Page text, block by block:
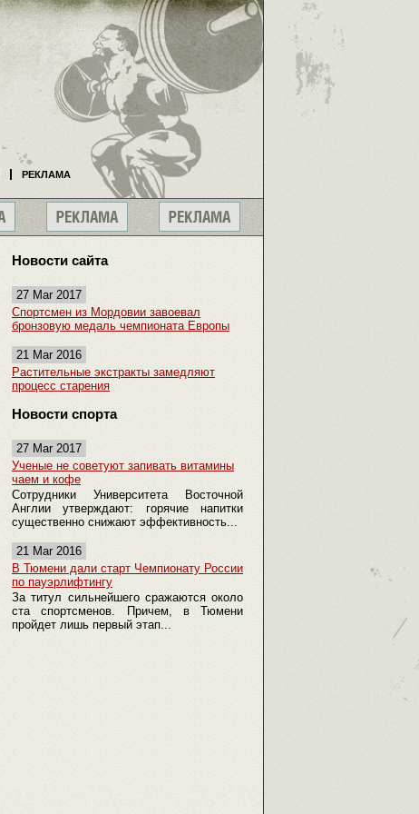
Новости сайта
27 Mar 2017
Спортсмен из Мордовии завоевал
бронзовую медаль чемпионата Европы
21 Mar 2016
Растительные экстракты замедляют
процесс старения
Новости спорта
27 Mar 2017
Ученые не советуют запивать витамины
чаем и кофе
Сотрудники Университета Восточной
Англии утверждают: горячие напитки
существенно снижают эффективность...
21 Mar 2016
В Тюмени дали старт Чемпионату России
по пауэрлифтингу
За титул сильнейшего сражаются около
ста спортсменов. Причем, в Тюмени
пройдет лишь первый этап...
РЕКЛАМА